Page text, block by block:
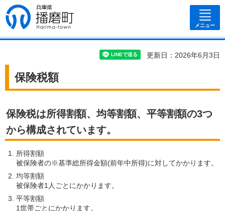
兵庫県 播磨
町
メニュー
更新日：2026年6月3日
保険税額
保険税は所得割額、均等割額、平等割額の3つ
から構成されています。
所得割額
被保険者の※基準総所得金額(前年中所得)に対してかかります。
均等割額
被保険者1人ごとにかかります。
平等割額
1世帯ごとにかかります。